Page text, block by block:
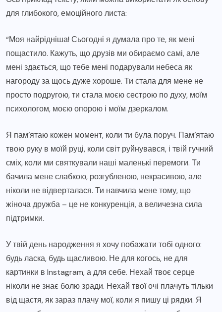
для глибокого, емоційного листа:
“Моя найрідніша! Сьогодні я думала про те, як мені
пощастило. Кажуть, що друзів ми обираємо самі, але
мені здається, що тебе мені подарували небеса як
нагороду за щось дуже хороше. Ти стала для мене не
просто подругою, ти стала моєю сестрою по духу, моїм
психологом, моєю опорою і моїм дзеркалом.
Я пам’ятаю кожен момент, коли ти була поруч. Пам’ятаю
твою руку в моїй руці, коли світ руйнувався, і твій гучний
сміх, коли ми святкували наші маленькі перемоги. Ти
бачила мене слабкою, розгубленою, некрасивою, але
ніколи не відверталася. Ти навчила мене тому, що
жіноча дружба – це не конкуренція, а величезна сила
підтримки.
У твій день народження я хочу побажати тобі одного:
будь ласка, будь щасливою. Не для когось, не для
картинки в Instagram, а для себе. Нехай твоє серце
ніколи не знає болю зради. Нехай твої очі плачуть тільки
від щастя, як зараз плачу мої, коли я пишу ці рядки. Я